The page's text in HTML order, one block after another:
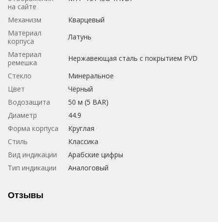
на сайте
Механизм
Кварцевый
Материал
корпуса
Латунь
Материал
ремешка
Нержавеющая сталь с покрытием PVD
Стекло
Минеральное
Цвет
Чёрный
Водозащита
50 м (5 BAR)
Диаметр
44.9
Форма корпуса
Круглая
Стиль
Классика
Вид индикации
Арабские цифры
Тип индикации
Аналоговый
Отзывы